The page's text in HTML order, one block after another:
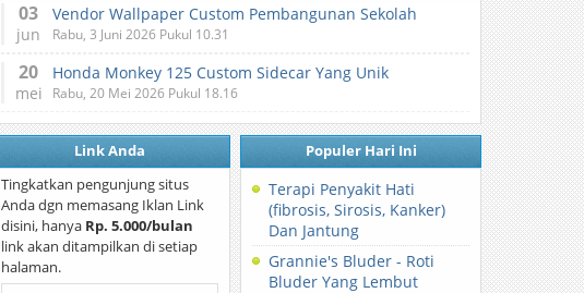
03
jun
Vendor Wallpaper Custom Pembangunan Sekolah
Rabu, 3 Juni 2026 Pukul 10.31
20
mei
Honda Monkey 125 Custom Sidecar Yang Unik
Rabu, 20 Mei 2026 Pukul 18.16
Link Anda
Tingkatkan pengunjung situs
Anda dgn memasang Iklan Link
disini, hanya Rp. 5.000/bulan
link akan ditampilkan di setiap
halaman.
Populer Hari Ini
Terapi Penyakit Hati
(fibrosis, Sirosis, Kanker)
Dan Jantung
Grannie's Bluder - Roti
Bluder Yang Lembut